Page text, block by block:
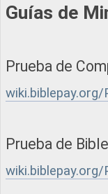
Guías de
Prueba de
wiki.biblepay.org/
Prueba de
wiki.biblepay.org/